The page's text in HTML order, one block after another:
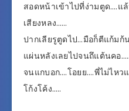
สอดหน้าเข้าไปที่ง่ามตูด….แ
เสียงหลง……
ปากเลียรูตูดไป…มือก็ตีแก้มก้
แผ่นหลังเลยไปจนถึแต้นคอ…..
จนแกบอก….โอยย….พี่ไม่ไหว
โก้งโค้ง…..